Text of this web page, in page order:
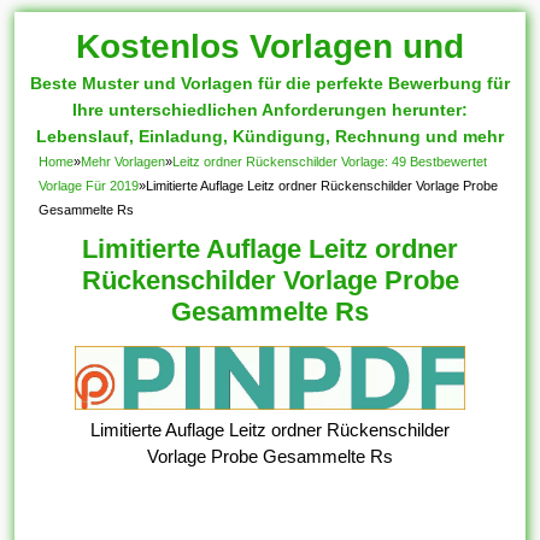
Kostenlos Vorlagen und
Muster
Beste Muster und Vorlagen für die perfekte Bewerbung für
Ihre unterschiedlichen Anforderungen herunter:
Lebenslauf, Einladung, Kündigung, Rechnung und mehr
Home»Mehr Vorlagen»Leitz ordner Rückenschilder Vorlage: 49 Bestbewertet
Vorlage Für 2019»Limitierte Auflage Leitz ordner Rückenschilder Vorlage Probe
Gesammelte Rs
Limitierte Auflage Leitz ordner
Rückenschilder Vorlage Probe
Gesammelte Rs
Limitierte Auflage Leitz ordner Rückenschilder
Vorlage Probe Gesammelte Rs